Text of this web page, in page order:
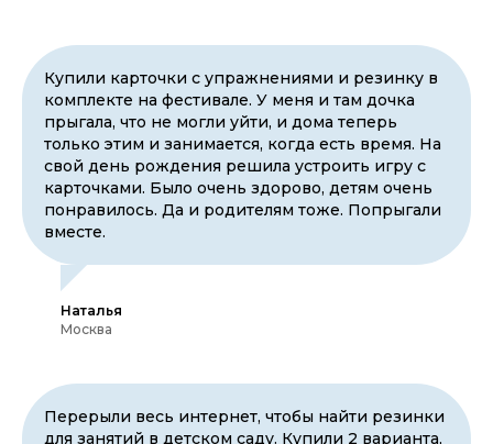
Купили карточки с упражнениями и резинку в
комплекте на фестивале. У меня и там дочка
прыгала, что не могли уйти, и дома теперь
только этим и занимается, когда есть время. На
свой день рождения решила устроить игру с
карточками. Было очень здорово, детям очень
понравилось. Да и родителям тоже. Попрыгали
вместе.
Наталья
Москва
Перерыли весь интернет, чтобы найти резинки
для занятий в детском саду. Купили 2 варианта,